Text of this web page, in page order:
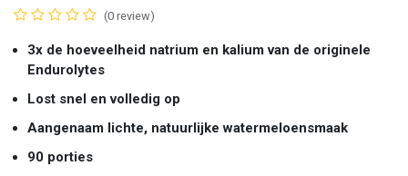
(0 review)
3x de hoeveelheid natrium en kalium van de originele
Endurolytes
Lost snel en volledig op
Aangenaam lichte, natuurlijke watermeloensmaak
90 porties